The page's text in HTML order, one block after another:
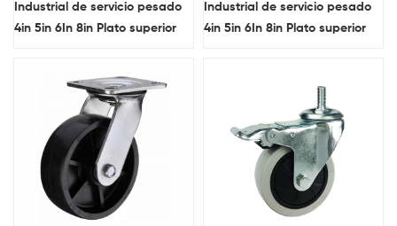
Industrial de servicio pesado
4in 5in 6In 8in Plato superior
Industrial de servicio pesado
4in 5in 6In 8in Plato superior